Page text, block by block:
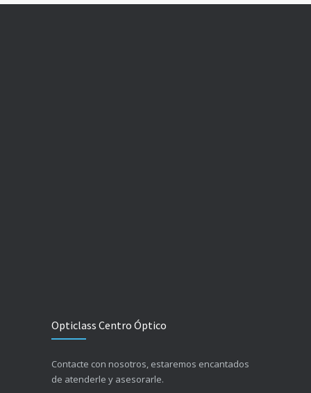
Opticlass Centro Óptico
Contacte con nosotros, estaremos encantados
de atenderle y asesorarle.